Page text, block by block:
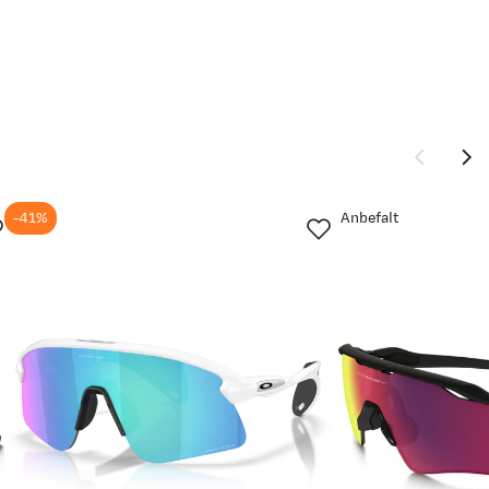
-41% Anbefalt